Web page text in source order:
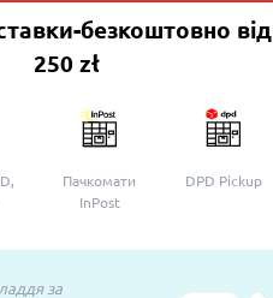
безкоштовно від
250 zł
Пачкомати
InPost
DPD Pickup
за